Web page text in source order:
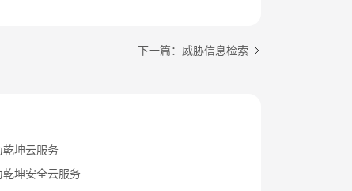
下一篇：威胁信息检索
坤云服务
坤安全云服务